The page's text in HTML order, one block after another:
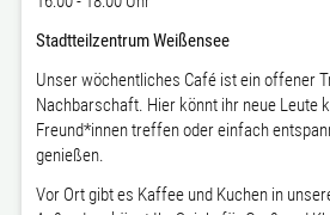
Stadtteilzentrum Weißensee
Unser wöchentliches Café ist ein offener
Nachbarschaft. Hier könnt ihr neue Leute
Freund*innen treffen oder einfach
genießen.
Vor Ort gibt es Kaffee und Kuchen in